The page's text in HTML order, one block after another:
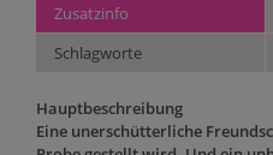
Zusatzinfo
Schlagworte
Hauptbeschreibung
Eine unerschütterliche